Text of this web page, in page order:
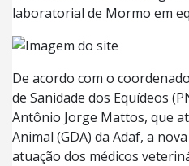
laboratorial de Mormo em
De acordo com o
de Sanidade dos Equídeos
Antônio Jorge Mattos, que
Animal (GDA) da Adaf, a
atuação dos médicos